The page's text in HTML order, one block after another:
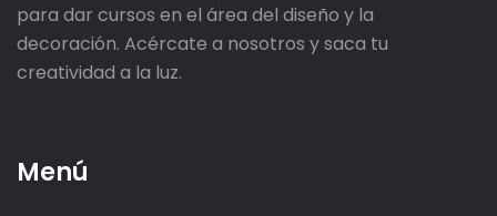
para dar cursos en el área del diseño y la
decoración. Acércate a nosotros y saca tu
creatividad a la luz.
Menú